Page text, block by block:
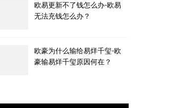
欧易更新不了钱怎么办-欧易
无法充钱怎么办？
欧豪为什么输给易烊千玺-欧
豪输易烊千玺原因何在？